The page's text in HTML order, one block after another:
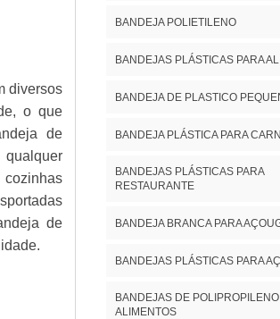
diversos
o que
de
de
BANDEJA POLIETILENO
BANDEJAS PLÁSTICAS PARA
BANDEJA DE PLASTICO
BANDEJA PLÁSTICA PARA
BANDEJAS PLÁSTICAS PARA
RESTAURANTE
BANDEJA BRANCA PARA
BANDEJAS PLÁSTICAS PARA
BANDEJAS DE
ALIMENTOS